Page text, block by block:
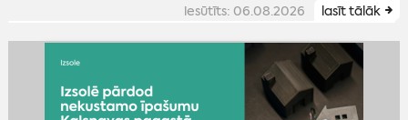
iesūtīts: 06.08.2026 lasīt tālāk